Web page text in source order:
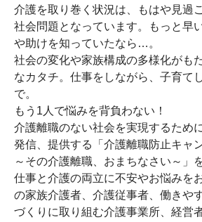
介護を取り巻く状況は、もはや見過
社会問題となっています。もっと早
や助けを知っていたなら…。
社会の変化や家族構成の多様化がも
なカタチ。仕事をしながら、子育て
で。
もう1人で悩みを背負わない！
介護離職のない社会を実現するため
発信、提供する「介護離職防止キャ
～その介護離職、おまちなさい～」
仕事と介護の両立に不安やお悩みを
の家族介護者、介護従事者、働きや
づくりに取り組む介護事業所、経営